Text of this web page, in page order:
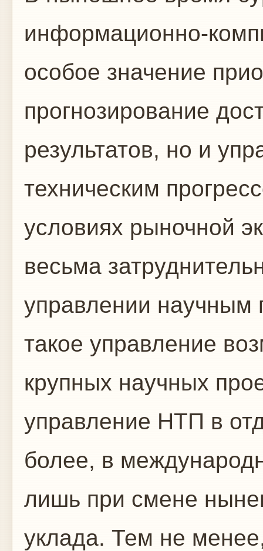
информационно-
особое значение
прогнозирование
результатов, но и
техническим
условиях рыночной
весьма
управлении научным
такое управление
крупных научных
управление НТП в
более, в
лишь при смене
уклада. Тем не